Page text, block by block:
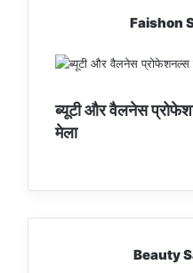
Faishon
ब्यूटी और वैलनेस
मेला
Beauty